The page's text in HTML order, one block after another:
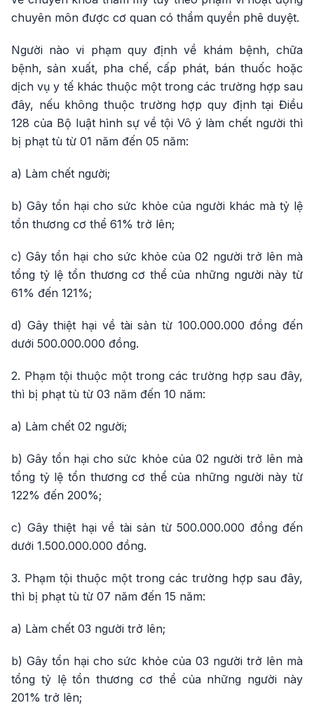
chuyên môn được cơ quan có thẩm quyền phê duyệt.
Người nào vi phạm quy định về khám bệnh, chữa
bệnh, sản xuất, pha chế, cấp phát, bán thuốc hoặc
dịch vụ y tế khác thuộc một trong các trường hợp sau
đây, nếu không thuộc trường hợp quy định tại Điều
128 của Bộ luật hình sự về tội Vô ý làm chết người thì
bị phạt tù từ 01 năm đến 05 năm:
a) Làm chết người;
b) Gây tổn hại cho sức khỏe của người khác mà tỷ lệ
tổn thương cơ thể 61% trở lên;
c) Gây tổn hại cho sức khỏe của 02 người trở lên mà
tổng tỷ lệ tổn thương cơ thể của những người này từ
61% đến 121%;
d) Gây thiệt hại về tài sản từ 100.000.000 đồng đến
dưới 500.000.000 đồng.
2. Phạm tội thuộc một trong các trường hợp sau đây,
thì bị phạt tù từ 03 năm đến 10 năm:
a) Làm chết 02 người;
b) Gây tổn hại cho sức khỏe của 02 người trở lên mà
tổng tỷ lệ tổn thương cơ thể của những người này từ
122% đến 200%;
c) Gây thiệt hại về tài sản từ 500.000.000 đồng đến
dưới 1.500.000.000 đồng.
3. Phạm tội thuộc một trong các trường hợp sau đây,
thì bị phạt tù từ 07 năm đến 15 năm:
a) Làm chết 03 người trở lên;
b) Gây tổn hại cho sức khỏe của 03 người trở lên mà
tổng tỷ lệ tổn thương cơ thể của những người này
201% trở lên;